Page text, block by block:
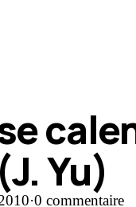
Yu)
·0 commentaire